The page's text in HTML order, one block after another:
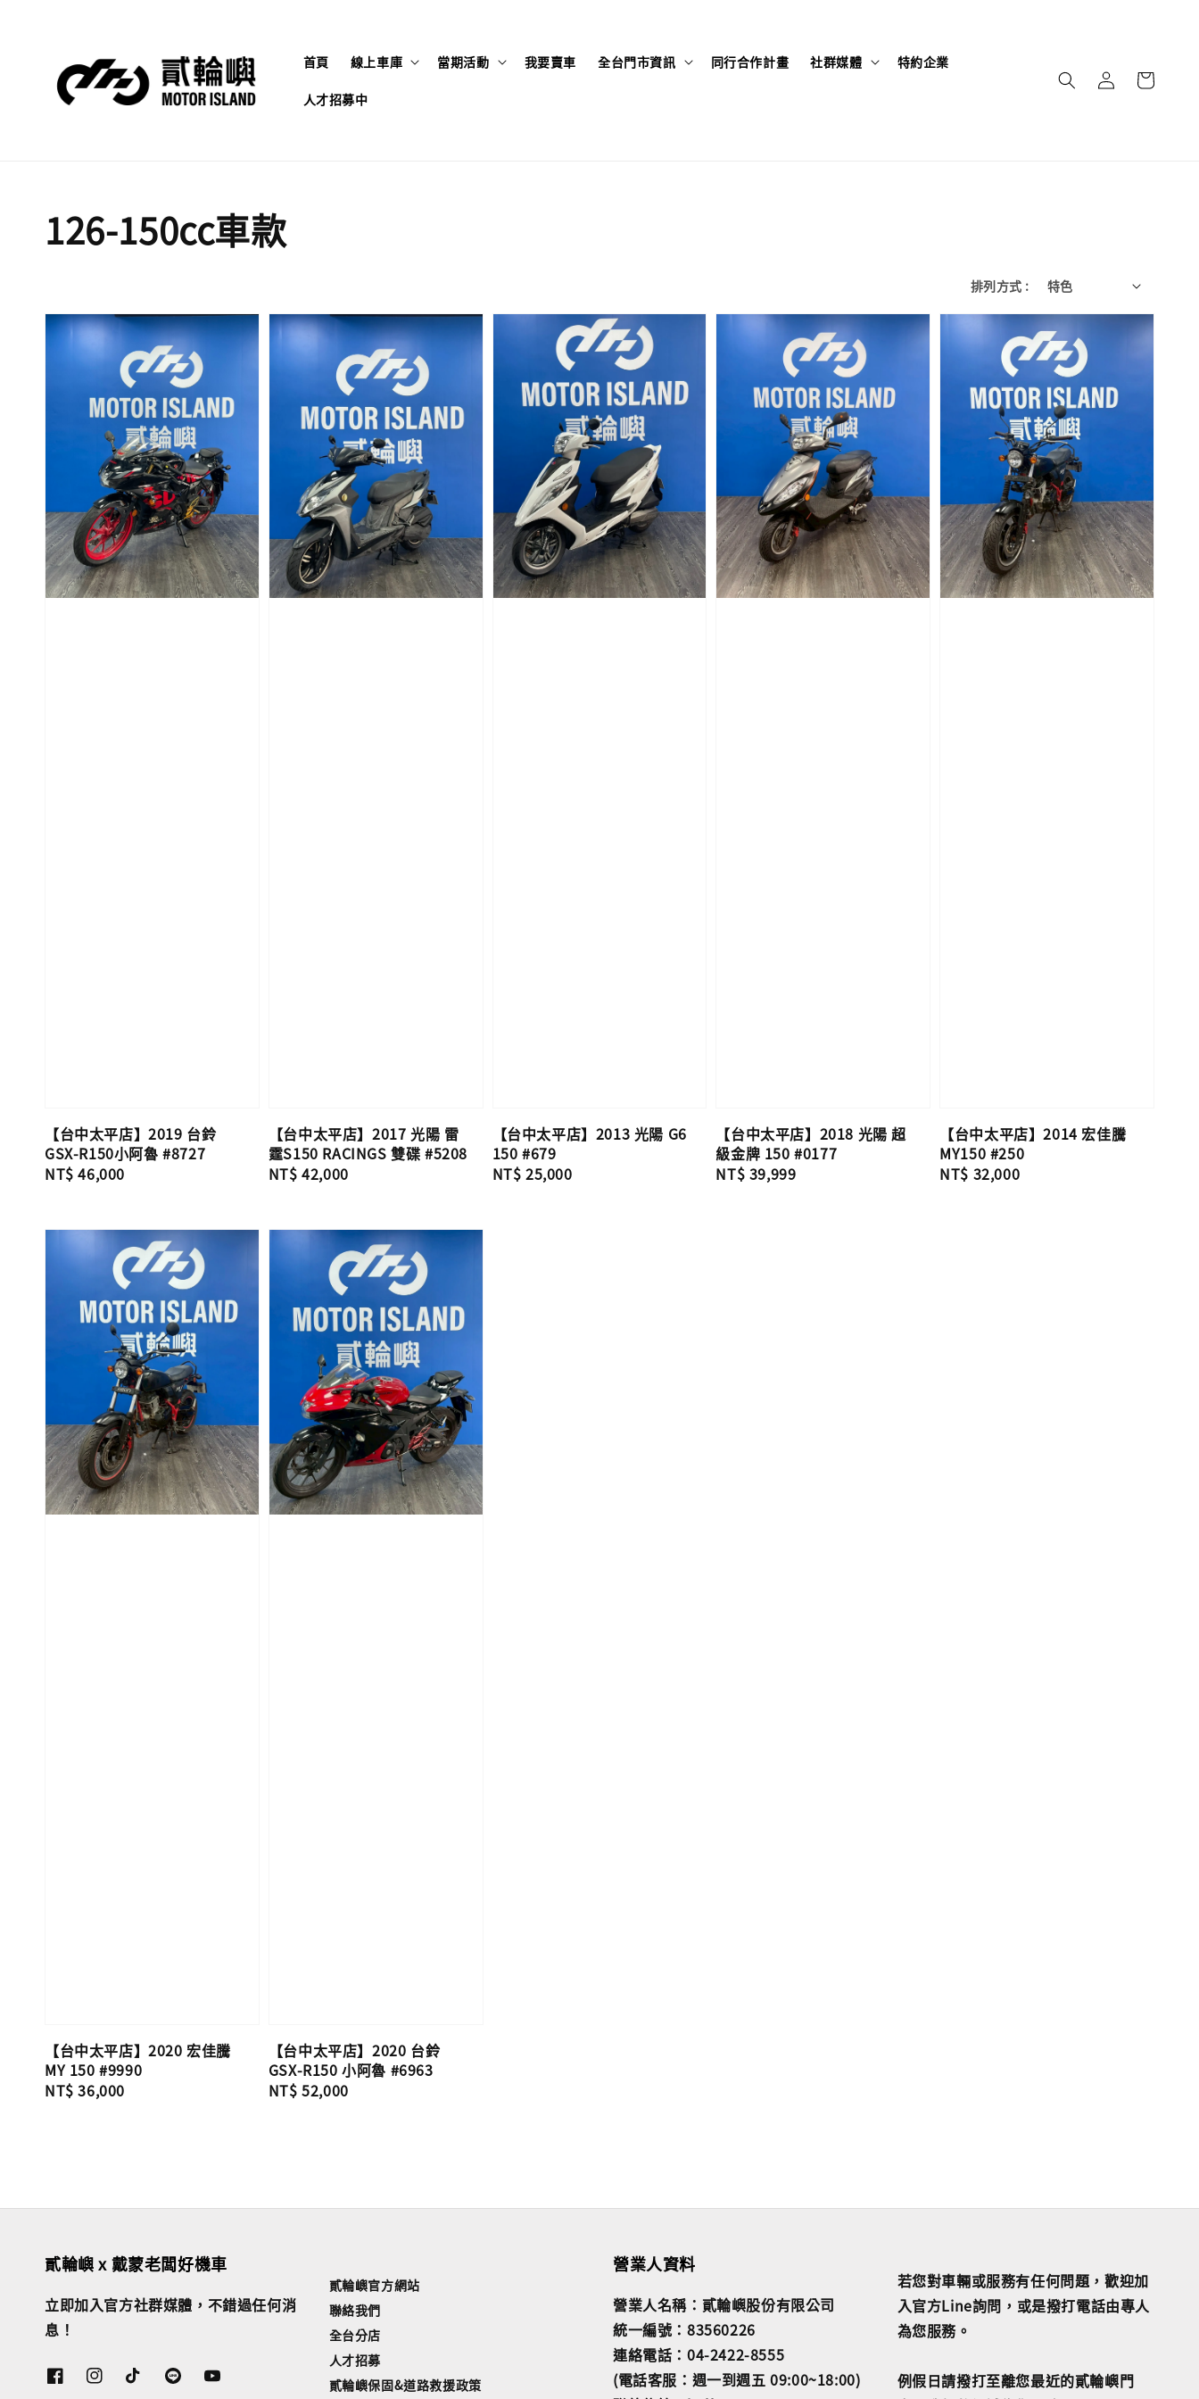
首頁 線上車庫 當期活動 我要賣車 全台門市資訊 同行合作計畫 社群媒體 特約企業
人才招募中
126-150cc車款
排列方式 :
【台中太平店】2019 台鈴
GSX-R150小阿魯 #8727
Regular
NT$ 46,000
【台中太平店】2017 光陽 雷
霆S150 RACINGS 雙碟 #5208
Regular
NT$ 42,000
【台中太平店】2013 光陽 G6
150 #679
Regular
NT$ 25,000
【台中太平店】2018 光陽 超
級金牌 150 #0177
Regular
NT$ 39,999
【台中太平店】2014 宏佳騰
MY150 #250
Regular
NT$ 32,000
【台中太平店】2020 宏佳騰
MY 150 #9990
Regular
NT$ 36,000
【台中太平店】2020 台鈴
GSX-R150 小阿魯 #6963
Regular
NT$ 52,000
貳輪嶼 x 戴蒙老闆好機車
立即加入官方社群媒體，不錯過任何消
息！
貳輪嶼官方網站
聯絡我們
全台分店
人才招募
貳輪嶼保固&道路救援政策
營業人資料
營業人名稱：貳輪嶼股份有限公司
統一編號：83560226
連絡電話：04-2422-8555
(電話客服：週一到週五 09:00~18:00)
若您對車輛或服務有任何問題，歡迎加
入官方Line詢問，或是撥打電話由專人
為您服務。
例假日請撥打至離您最近的貳輪嶼門